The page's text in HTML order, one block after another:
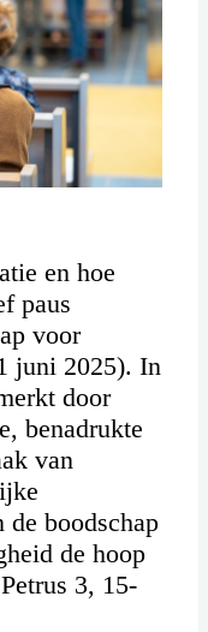
en hoe
paus
voor
juni 2025). In
door
benadrukte
van
boodschap
de hoop
3, 15-